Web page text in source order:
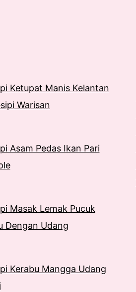
Ketupat Manis Kelantan
Warisan
Asam Pedas Ikan Pari
Masak Lemak Pucuk
Dengan Udang
Kerabu Mangga Udang